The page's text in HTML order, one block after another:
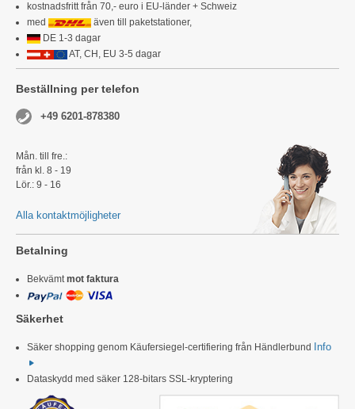
kostnadsfritt från 70,- euro i EU-länder + Schweiz
med
även till paketstationer,
DE 1-3 dagar
AT, CH, EU 3-5 dagar
Beställning per telefon
+49 6201-878380
Mån. till fre.:
från kl. 8 - 19
Lör.: 9 - 16
Alla kontaktmöjligheter
Betalning
Bekvämtmot faktura
Säkerhet
Säker shopping genom Käufersiegel-certifiering från Händlerbund Info
Dataskydd med säker 128-bitars SSL-kryptering